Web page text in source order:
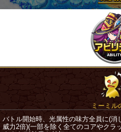
ミーミル
バトル開始時、光属性の味方全員に(
威力2倍)(一部を除く全てのコアやクラ